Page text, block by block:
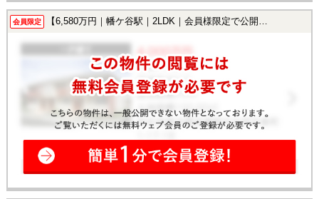
会員限定 【6,580万円｜幡ケ谷駅｜2LDK｜会員様限定で公開中！】